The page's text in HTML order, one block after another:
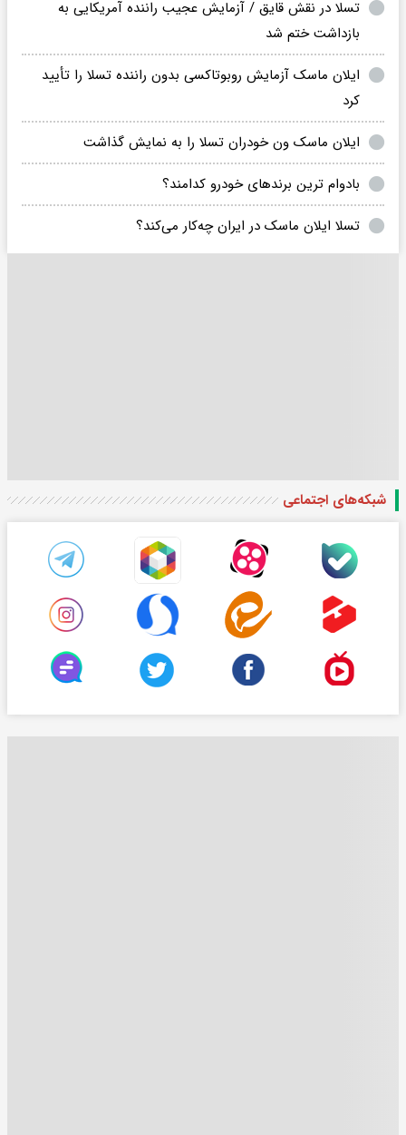
تسلا در نقش قایق / آزمایش عجیب راننده آمریکایی به
بازداشت ختم شد
ایلان ماسک آزمایش روبوتاکسی بدون راننده تسلا را تأیید
کرد
ایلان ماسک ون خودران تسلا را به نمایش گذاشت
بادوام ترین برندهای خودرو کدامند؟
تسلا ایلان ماسک در ایران چه‌کار می‌کند؟
شبکه‌های اجتماعی